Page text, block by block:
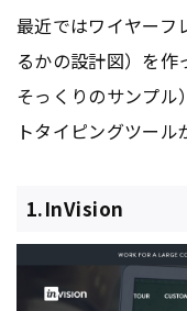
最近ではワイヤーフ
るかの設計図）を作
そっくりのサンプル
トタイピングツール
1.InVision